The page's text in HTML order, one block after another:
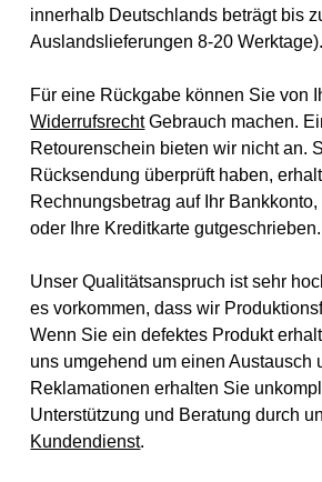
innerhalb Deutschlands beträgt bis
Auslandslieferungen 8-20 Werktage).
Für eine Rückgabe können Sie von
WiderrufsrechtGebrauch machen.
Retourenschein bieten wir nicht an.
Rücksendung überprüft haben,
Rechnungsbetrag auf Ihr
oder Ihre Kreditkarte gutgeschrieben.
Unser Qualitätsanspruch ist sehr
es vorkommen, dass wir
Wenn Sie ein defektes Produkt
uns umgehend um einen Austausch
Reklamationen erhalten Sie
Unterstützung und Beratung durch
Kundendienst.